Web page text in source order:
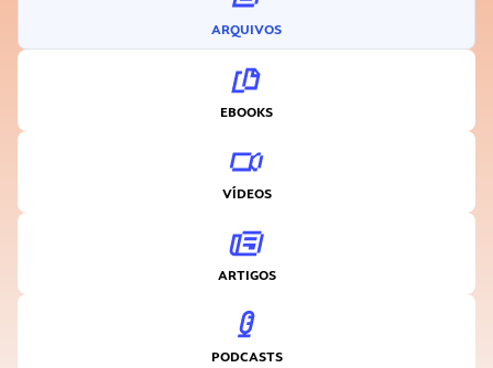
ARQUIVOS
EBOOKS
VÍDEOS
ARTIGOS
PODCASTS